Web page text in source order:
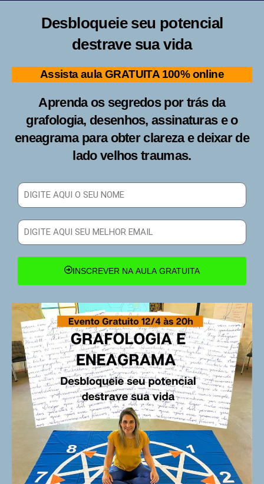
Desbloqueie seu potencial
destrave sua vida
Assista aula GRATUITA 100% online
Aprenda os segredos por trás da
grafologia, desenhos, assinaturas e o
eneagrama para obter clareza e deixar de
lado velhos traumas.
INSCREVER NA AULA GRATUITA